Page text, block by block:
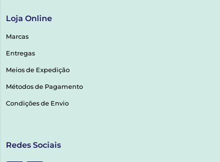
Loja Online
Marcas
Entregas
Meios de Expedição
Métodos de Pagamento
Condições de Envio
Redes Sociais